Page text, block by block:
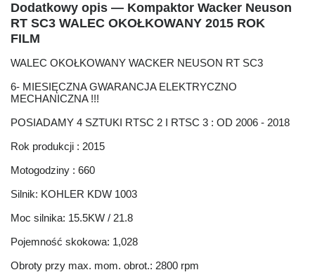
Dodatkowy opis — Kompaktor Wacker Neuson
RT SC3 WALEC OKOŁKOWANY 2015 ROK
FILM
WALEC OKOŁKOWANY WACKER NEUSON RT SC3
6- MIESIĘCZNA GWARANCJA ELEKTRYCZNO
MECHANICZNA !!!
POSIADAMY 4 SZTUKI RTSC 2 I RTSC 3 : OD 2006 - 2018
Rok produkcji : 2015
Motogodziny : 660
Silnik: KOHLER KDW 1003
Moc silnika: 15.5KW / 21.8
Pojemność skokowa: 1,028
Obroty przy max. mom. obrot.: 2800 rpm